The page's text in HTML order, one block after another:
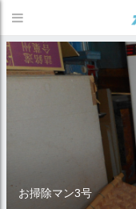
お掃除マン3号